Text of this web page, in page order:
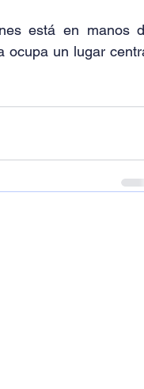
está en manos
ocupa un lugar